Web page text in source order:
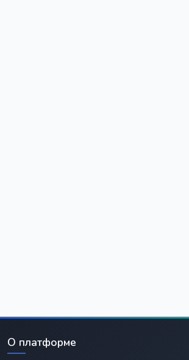
О платформе